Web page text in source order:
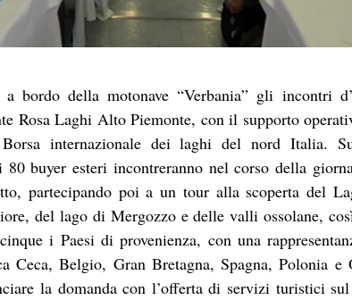
bordo della motonave “Verbania” gli incontri
Rosa Laghi Alto Piemonte, con il supporto
internazionale dei laghi del nord Italia.
buyer esteri incontreranno nel corso della
partecipando poi a un tour alla scoperta del
del lago di Mergozzo e delle valli ossolane,
i Paesi di provenienza, con una
Ceca, Belgio, Gran Bretagna, Spagna, Polonia
la domanda con l’offerta di servizi turistici